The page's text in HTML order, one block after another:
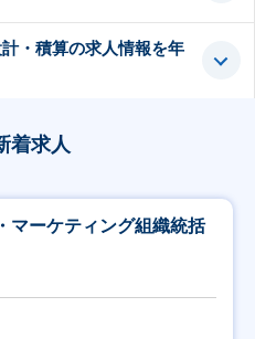
・積算の求人情報を年
着求人
マーケティング組織統括